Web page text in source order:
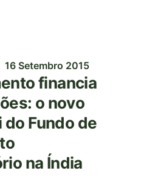
16 Setembro 2015
financia
o novo
Fundo de
na Índia